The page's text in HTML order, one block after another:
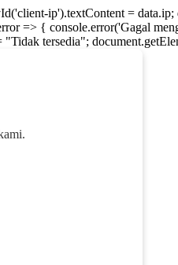
ip').textContent =
=> { console.error('Gagal
tersedia";